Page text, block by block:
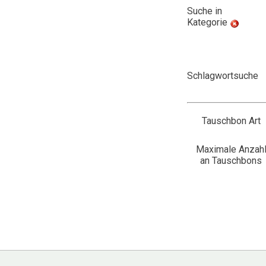
Suche in
Kategorie
Schlagwortsuche
Tauschbon Art
Maximale Anzahl
an Tauschbons